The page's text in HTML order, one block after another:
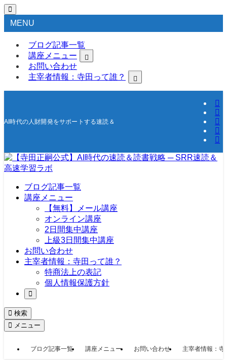
MENU
ブログ記事一覧
講座メニュー
お問い合わせ
主宰者情報：寺田って誰？
AI時代の人財開発をサポートする速読＆高速学習の研究所
ブログ記事一覧
講座メニュー
【無料】メール講座
オンライン講座
2日間集中講座
上級3日間集中講座
お問い合わせ
主宰者情報：寺田って誰？
特商法上の表記
個人情報保護方針
検索
メニュー
ブログ記事一覧 講座メニュー お問い合わせ 主宰者情報：寺